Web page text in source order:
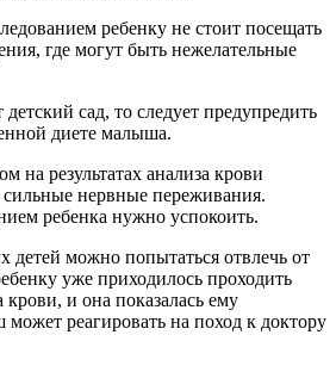
ребенку не стоит посещать
где могут быть нежелательные
сад, то следует предупредить
диете малыша.
на результатах анализа крови
сильные нервные переживания.
ребенка нужно успокоить.
детей можно попытаться отвлечь от
уже приходилось проходить
крови, и она показалась ему
реагировать на поход к доктору